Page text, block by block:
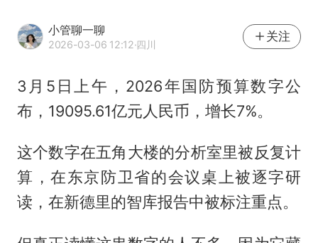
小管聊一聊
2026-03-06 12:12·四川
关注
3月5日上午，2026年国防预算数字公
布，19095.61亿元人民币，增长7%。
这个数字在五角大楼的分析室里被反复计
算，在东京防卫省的会议桌上被逐字研
读，在新德里的智库报告中被标注重点。